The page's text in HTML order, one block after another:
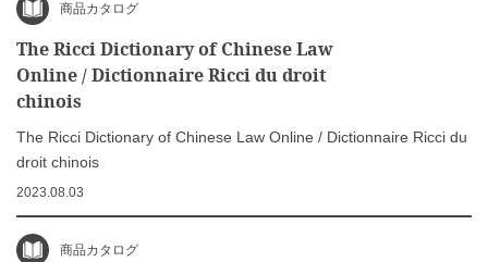
商品カタログ
The Ricci Dictionary of Chinese Law
Online / Dictionnaire Ricci du droit
chinois
The Ricci Dictionary of Chinese Law Online / Dictionnaire Ricci du
droit chinois
2023.08.03
商品カタログ